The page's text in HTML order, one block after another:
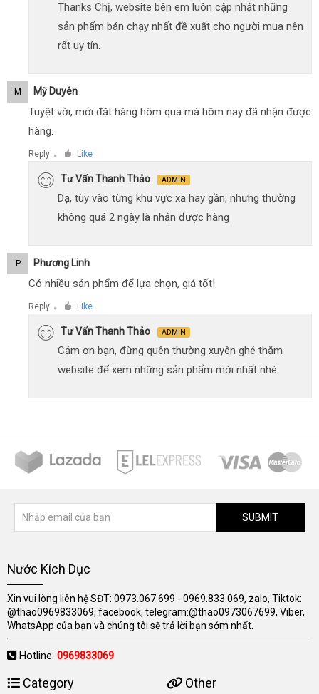
Thanks Chị, website bên em luôn cập nhật những
sản phẩm bán chạy nhất đề xuất cho người mua nên
rất uy tín.
M Mỹ Duyên
Tuyệt vời, mới đặt hàng hôm qua mà hôm nay đã nhận được
hàng.
Reply ● Like
Tư Vấn Thanh Thảo ADMIN
Dạ, tùy vào từng khu vực xa hay gần, nhưng thường
không quá 2 ngày là nhận được hàng
P Phương Linh
Có nhiều sản phẩm để lựa chọn, giá tốt!
Reply ● Like
Tư Vấn Thanh Thảo ADMIN
Cảm ơn bạn, đừng quên thường xuyên ghé thăm
website để xem những sản phẩm mới nhất nhé.
SUBMIT
Nước Kích Dục
Xin vui lòng liên hệ SĐT: 0973.067.699 - 0969.833.069, zalo, Tiktok:
@thao0969833069, facebook, telegram:@thao0973067699, Viber,
WhatsApp của bạn và chúng tôi sẽ trả lời bạn sớm nhất.
Hotline: 0969833069
Category Other